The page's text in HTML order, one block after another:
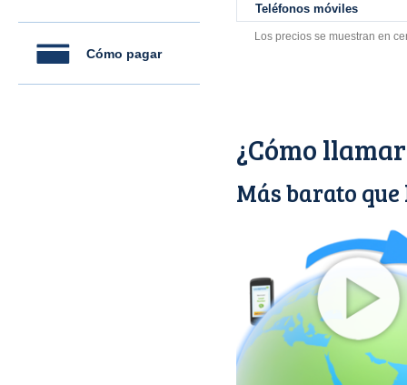
Cómo pagar
Teléfonos móviles
Los precios se muestran en
¿Cómo
Más barato